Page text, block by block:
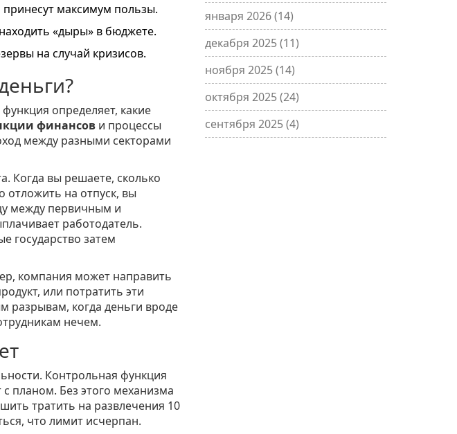
принесут максимум пользы.
«дыры» в бюджете.
на случай кризисов.
определяет, какие
финансов и процессы
между разными секторами
Когда вы решаете, сколько
отложить на отпуск, вы
между первичным и
работодатель.
государство затем
компания может направить
или потратить эти
разрывам, когда деньги вроде
нечем.
Контрольная функция
планом. Без этого механизма
тратить на развлечения 10
что лимит исчерпан.
января 2026(14)
декабря 2025(11)
ноября 2025(14)
октября 2025(24)
сентября 2025(4)